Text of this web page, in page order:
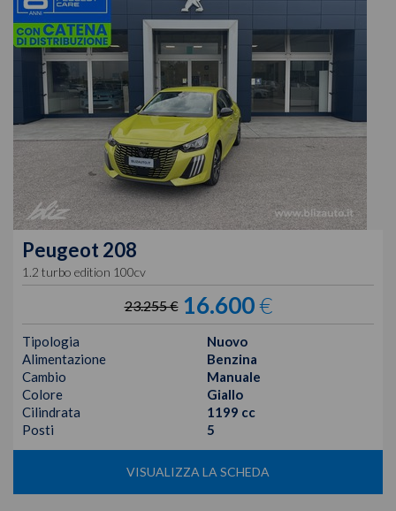
Peugeot 208
1.2 turbo edition 100cv
23.255 € 16.600€
Tipologia
Nuovo
Alimentazione
Benzina
Cambio
Manuale
Colore
Giallo
Cilindrata
1199 cc
Posti
5
VISUALIZZA LA SCHEDA